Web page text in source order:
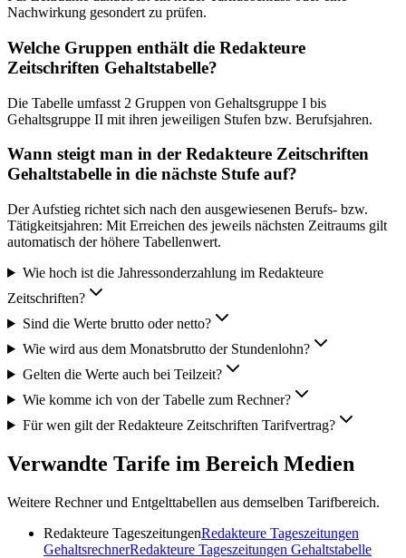
Nachwirkung gesondert zu prüfen.
Welche Gruppen enthält die Redakteure
Zeitschriften Gehaltstabelle?
Die Tabelle umfasst 2 Gruppen von Gehaltsgruppe I bis
Gehaltsgruppe II mit ihren jeweiligen Stufen bzw. Berufsjahren.
Wann steigt man in der Redakteure Zeitschriften
Gehaltstabelle in die nächste Stufe auf?
Der Aufstieg richtet sich nach den ausgewiesenen Berufs- bzw.
Tätigkeitsjahren: Mit Erreichen des jeweils nächsten Zeitraums gilt
automatisch der höhere Tabellenwert.
Wie hoch ist die Jahressonderzahlung im Redakteure
Zeitschriften?
Sind die Werte brutto oder netto?
Wie wird aus dem Monatsbrutto der Stundenlohn?
Gelten die Werte auch bei Teilzeit?
Wie komme ich von der Tabelle zum Rechner?
Für wen gilt der Redakteure Zeitschriften Tarifvertrag?
Verwandte Tarife im Bereich Medien
Weitere Rechner und Entgelttabellen aus demselben Tarifbereich.
Redakteure TageszeitungenRedakteure Tageszeitungen
GehaltsrechnerRedakteure Tageszeitungen Gehaltstabelle